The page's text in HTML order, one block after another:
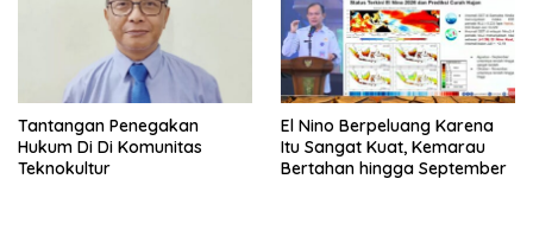
Tantangan Penegakan
Hukum Di Di Komunitas
Teknokultur
El Nino Berpeluang Karena
Itu Sangat Kuat, Kemarau
Bertahan hingga September